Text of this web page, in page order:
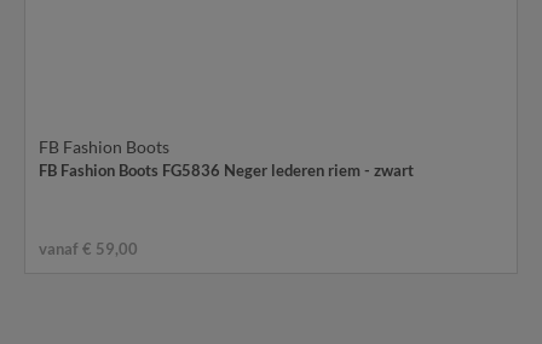
FB Fashion Boots
FB Fashion Boots FG5836 Neger lederen riem - zwart
vanaf € 59,00